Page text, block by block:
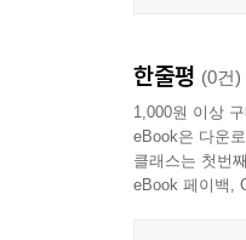
잉크 준비 과정
테스트 인쇄
7장 인쇄 공정
한줄평 (0건)
1,000원 이상
eBook은 다운
클래스는 첫번
eBook 페이백,